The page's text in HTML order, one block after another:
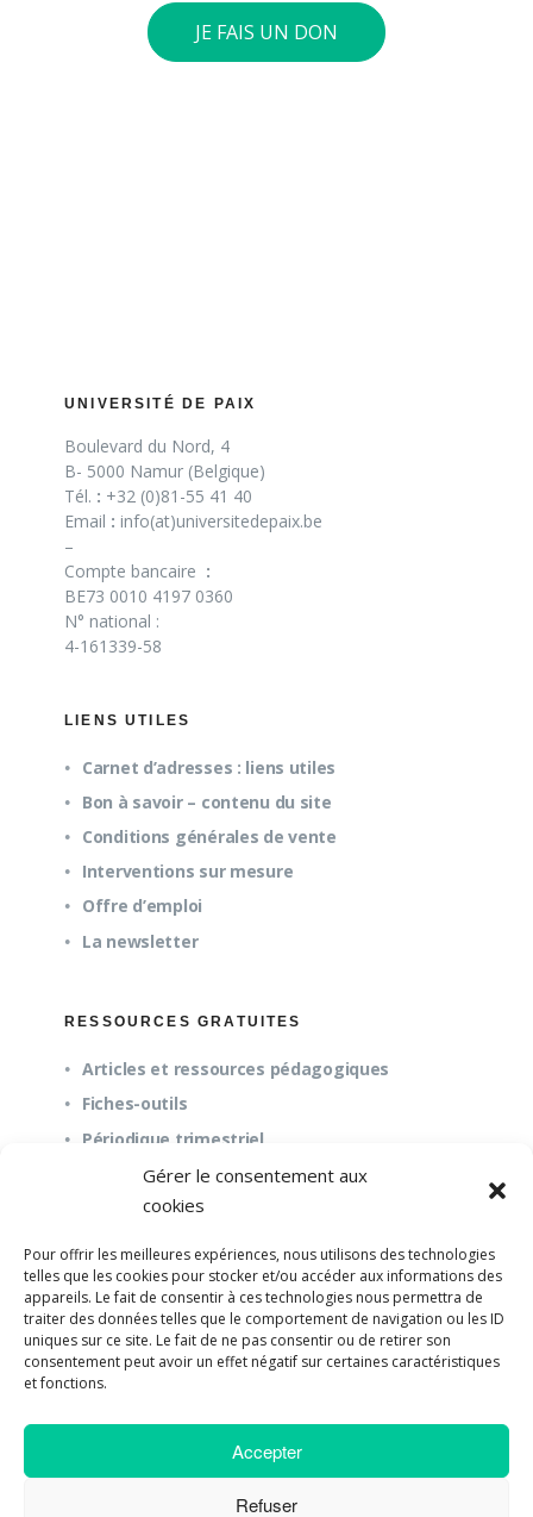
Gérer le consentement aux
cookies
Pour offrir les meilleures expériences, nous utilisons des technologies
telles que les cookies pour stocker et/ou accéder aux informations des
appareils. Le fait de consentir à ces technologies nous permettra de
traiter des données telles que le comportement de navigation ou les ID
uniques sur ce site. Le fait de ne pas consentir ou de retirer son
consentement peut avoir un effet négatif sur certaines caractéristiques
et fonctions.
Accepter
Refuser
JE FAIS UN DON
UNIVERSITÉ DE PAIX
Boulevard du Nord, 4
B- 5000 Namur (Belgique)
Tél. : +32 (0)81-55 41 40
Email : info(at)universitedepaix.be
–
Compte bancaire :
BE73 0010 4197 0360
N° national :
4-161339-58
LIENS UTILES
Carnet d’adresses : liens utiles
Bon à savoir – contenu du site
Conditions générales de vente
Interventions sur mesure
Offre d’emploi
La newsletter
RESSOURCES GRATUITES
Articles et ressources pédagogiques
Fiches-outils
Périodique trimestriel
À propos
Questions fréquentes (FAQ)
Mission et pédagogie
©2018-2023 Université de Paix |
Web par UPSOURCE